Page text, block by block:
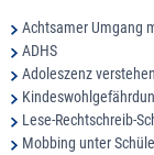
Achtsamer Umgang
ADHS
Adoleszenz
Lese-Rechtschreib-
Mobbing unter